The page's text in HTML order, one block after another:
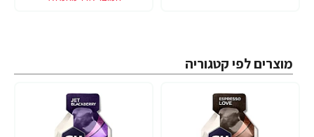
מוצרים לפי קטגוריה